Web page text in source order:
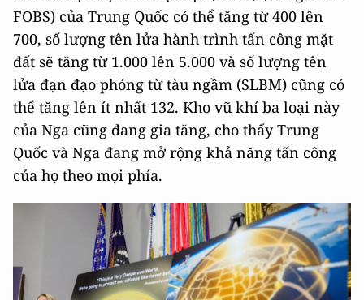
FOBS) của Trung Quốc có thể tăng từ 400 lên
700, số lượng tên lửa hành trình tấn công mặt
đất sẽ tăng từ 1.000 lên 5.000 và số lượng tên
lửa đạn đạo phóng từ tàu ngầm (SLBM) cũng có
thể tăng lên ít nhất 132. Kho vũ khí ba loại này
của Nga cũng đang gia tăng, cho thấy Trung
Quốc và Nga đang mở rộng khả năng tấn công
của họ theo mọi phía.